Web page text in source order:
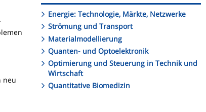
neu
Energie: Technologie, Märkte, Netzwerke
Strömung und Transport
Materialmodellierung
Quanten- und Optoelektronik
Optimierung und Steuerung in Technik und
Wirtschaft
Quantitative Biomedizin